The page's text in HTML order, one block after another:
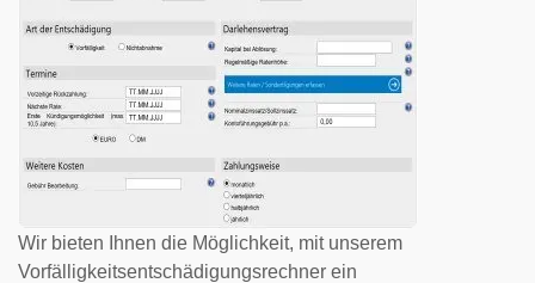
Wir bieten Ihnen die Möglichkeit, mit unserem
Vorfälligkeitsentschädigungsrechner ein